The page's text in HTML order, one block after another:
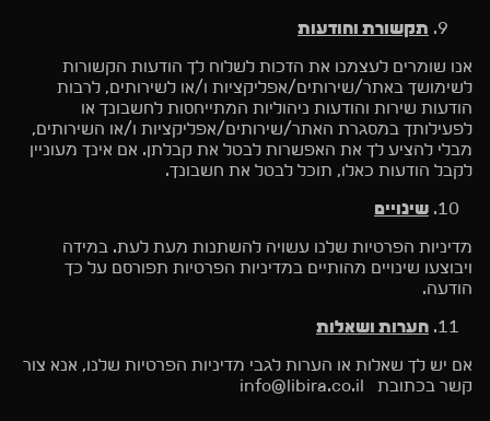
תקשורת והודעות
אנו שומרים לעצמנו את הזכות לשלוח לך הודעות הקשורות
לשימושך באתר/שירותים/אפליקציות ו/או לשירותים, לרבות
הודעות שירות והודעות ניהוליות המתייחסות לחשבונך או
לפעילותך במסגרת האתר/שירותים/אפליקציות ו/או השירותים,
מבלי להציע לך את האפשרות לבטל את קבלתן. אם אינך מעוניין
לקבל הודעות כאלו, תוכל לבטל את חשבונך.
שינויים
מדיניות הפרטיות שלנו עשויה להשתנות מעת לעת. במידה
ויבוצעו שינויים מהותיים במדיניות הפרטיות תפורסם על כך
הודעה.
הערות ושאלות
אם יש לך שאלות או הערות לגבי מדיניות הפרטיות שלנו, אנא צור
קשר בכתובת info@libira.co.il